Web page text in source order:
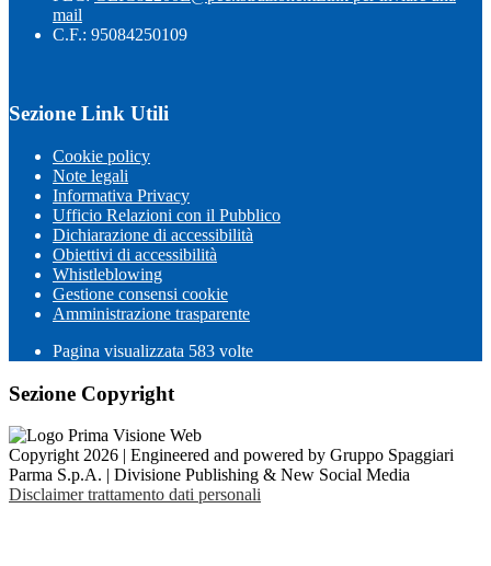
mail
C.F.: 95084250109
Sezione Link Utili
Cookie policy
Note legali
Informativa Privacy
Ufficio Relazioni con il Pubblico
Dichiarazione di accessibilità
Obiettivi di accessibilità
Whistleblowing
Gestione consensi cookie
Amministrazione trasparente
Pagina visualizzata 583 volte
Sezione Copyright
Copyright 2026 | Engineered and powered by Gruppo Spaggiari
Parma S.p.A. | Divisione Publishing & New Social Media
Disclaimer trattamento dati personali